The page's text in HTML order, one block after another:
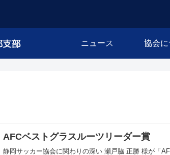
ニュース 協会に
AFCベストグラスルーツリーダー賞
静岡サッカー協会に関わりの深い 瀬戸脇 正勝 様が「